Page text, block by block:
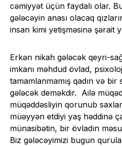
cəmiyyət üçün faydalı olar.
gələcəyin anası olacaq
insan kimi yetişməsinə şərait
Erkən nikah gələcək qeyri-
imkanı məhdud övlad,
tamamlanmamış qadın və
gələcək deməkdir. Ailə
müqəddəsliyin qorunub
müəyyən etdiyi yaş həddinə
münasibətin, bir övladın
Biz gələcəyimizi bugun